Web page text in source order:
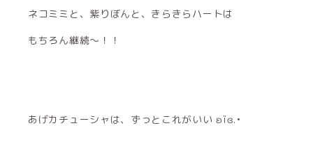
ネコミミと、紫りぼんと、きらきらハートは
もちろん継続〜！！
あげカチューシャは、ずっとこれがいい ʚïɞ.•